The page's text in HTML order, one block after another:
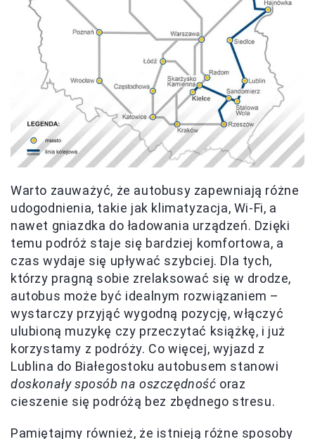
Warto zauważyć, że autobusy zapewniają różne
udogodnienia, takie jak klimatyzacja, Wi-Fi, a
nawet gniazdka do ładowania urządzeń. Dzięki
temu podróż staje się bardziej komfortowa, a
czas wydaje się upływać szybciej. Dla tych,
którzy pragną sobie zrelaksować się w drodze,
autobus może być idealnym rozwiązaniem –
wystarczy przyjąć wygodną pozycję, włączyć
ulubioną muzykę czy przeczytać książkę, i już
korzystamy z podróży. Co więcej, wyjazd z
Lublina do Białegostoku autobusem stanowi
doskonały sposób na oszczędność oraz
cieszenie się podróżą bez zbędnego stresu.
Pamiętajmy również, że istnieją różne sposoby